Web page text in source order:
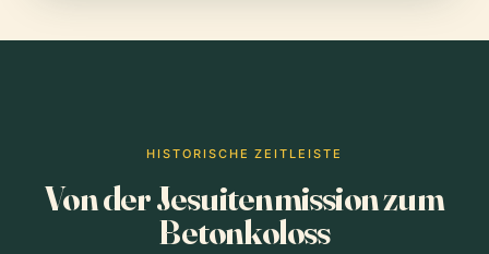
HISTORISCHE ZEITLEISTE
Von der Jesuitenmission zum
Betonkoloss